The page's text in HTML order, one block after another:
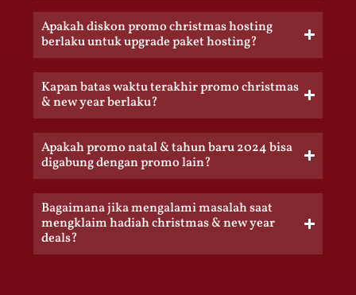
Apakah diskon promo christmas hosting
berlaku untuk upgrade paket hosting?
Kapan batas waktu terakhir promo christmas
& new year berlaku?
Apakah promo natal & tahun baru 2024 bisa
digabung dengan promo lain?
Bagaimana jika mengalami masalah saat
mengklaim hadiah christmas & new year
deals?